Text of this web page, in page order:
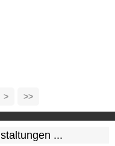
> >>
...